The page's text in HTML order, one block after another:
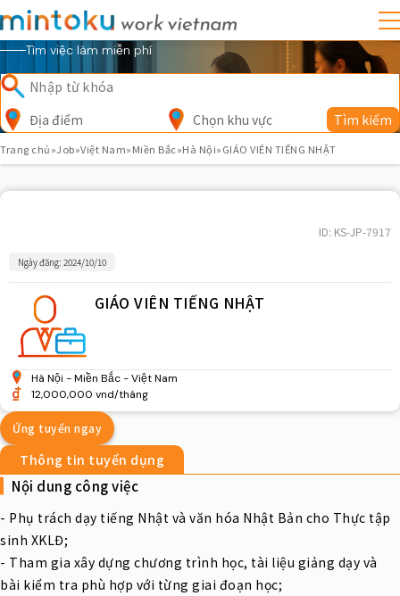
Tìm việc làm miễn phí
Địa điểm Chọn khu vực Tìm kiếm
Trang chủ»Job»Việt Nam»Miền Bắc»Hà Nội»GIÁO VIÊN TIẾNG NHẬT
ID: KS-JP-7917
Ngày đăng: 2024/10/10
GIÁO VIÊN TIẾNG NHẬT
Hà Nội Miền Bắc
Việt Nam
12,000,000 vnd/tháng
Ứng tuyển ngay
Thông tin tuyển dụng
Nội dung công việc
- Phụ trách dạy tiếng Nhật và văn hóa Nhật Bản cho Thực tập
sinh XKLĐ;
- Tham gia xây dựng chương trình học, tài liệu giảng dạy và
bài kiểm tra phù hợp với từng giai đoạn học;